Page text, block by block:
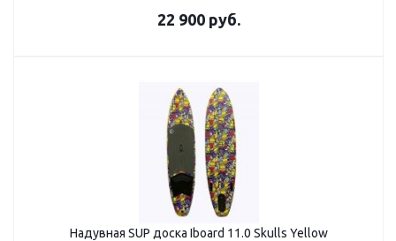
22 900 руб.
Надувная SUP дoска Iboard 11.0 Skulls Yellow